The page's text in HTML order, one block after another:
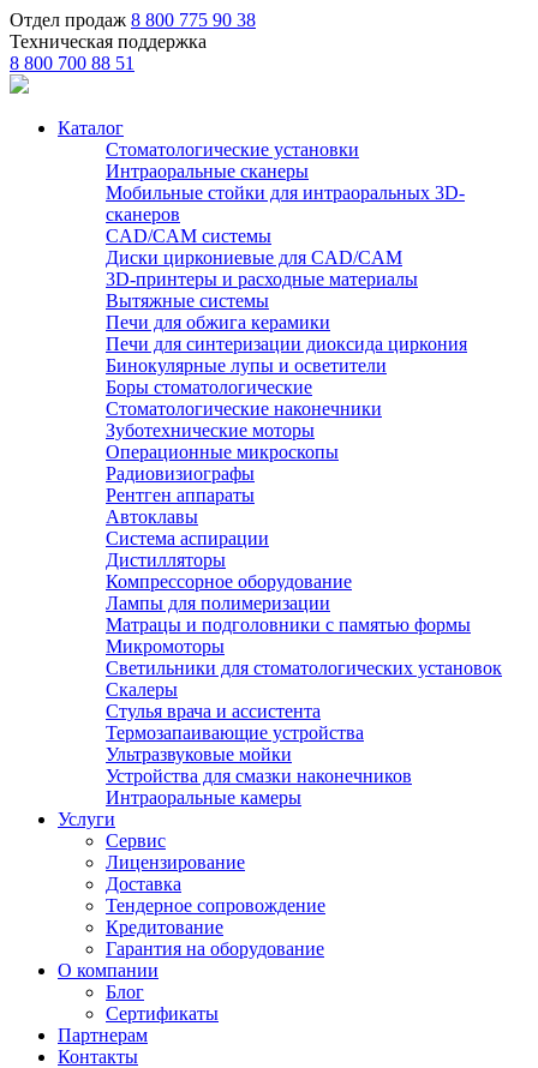
Отдел продаж 8 800 775 90 38
Техническая поддержка
8 800 700 88 51
Каталог
Стоматологические установки
Интраоральные сканеры
Мобильные стойки для интраоральных 3D-
сканеров
CAD/CAM системы
Диски циркониевые для CAD/CAM
3D-принтеры и расходные материалы
Вытяжные системы
Печи для обжига керамики
Печи для синтеризации диоксида циркония
Бинокулярные лупы и осветители
Боры стоматологические
Стоматологические наконечники
Зуботехнические моторы
Операционные микроскопы
Радиовизиографы
Рентген аппараты
Автоклавы
Система аспирации
Дистилляторы
Компрессорное оборудование
Лампы для полимеризации
Матрацы и подголовники с памятью формы
Микромоторы
Светильники для стоматологических установок
Скалеры
Стулья врача и ассистента
Термозапаивающие устройства
Ультразвуковые мойки
Устройства для смазки наконечников
Интраоральные камеры
Услуги
Сервис
Лицензирование
Доставка
Тендерное сопровождение
Кредитование
Гарантия на оборудование
О компании
Блог
Сертификаты
Партнерам
Контакты